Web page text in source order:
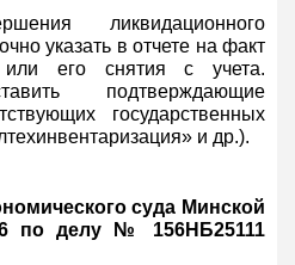
ликвидационного
указать в отчете на факт
его снятия с учета.
подтверждающие
государственных
и др.).
суда Минской
по делу № 156НБ25111